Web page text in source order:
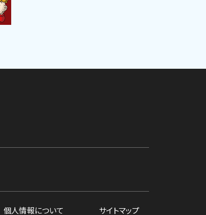
個人情報について サイトマップ